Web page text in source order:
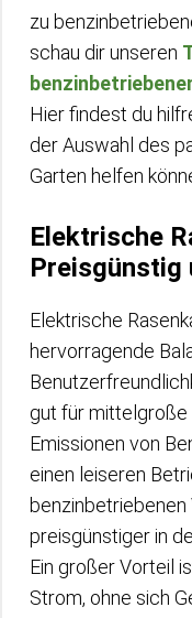
zu
schau dir unseren
Hier findest du
der Auswahl des
Garten helfen
Elektrische
Preisgünstig
Elektrische
hervorragende
gut für mittelgroße
Emissionen von
einen leiseren
benzinbetriebenen
preisgünstiger in
Ein großer Vorteil
Strom, ohne sich